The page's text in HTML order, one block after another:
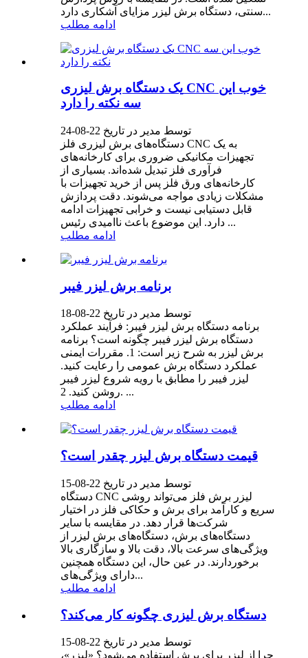
سنتی، دستگاه برش لیزر مزایای آشکاری دارد...
ادامه مطلب
یک دستگاه برش لیزری CNC خوب این
سه نکته را دارد
توسط مدیر در تاریخ 22-08-24
دستگاه‌های برش لیزری فلز CNC به یک
تجهیزات مکانیکی ضروری برای کارخانه‌های
فرآوری فلز تبدیل شده‌اند. بسیاری از
کارخانه‌های ورق فلز پس از خرید تجهیزات با
مشکلات زیادی مواجه می‌شوند. دقت پردازش
قابل دستیابی نیست و خرابی تجهیزات ادامه
دارد. این موضوع باعث ناامیدی رئیس ...
ادامه مطلب
برنامه برش لیزر فیبر
توسط مدیر در تاریخ 22-08-18
برنامه دستگاه برش لیزر فیبر: فرآیند عملکرد
دستگاه برش لیزر فیبر چگونه است؟ برنامه
برش لیزر به شرح زیر است: 1. مقررات ایمنی
عملکرد دستگاه برش عمومی را رعایت کنید.
لیزر فیبر را مطابق با رویه شروع لیزر فیبر
روشن کنید. 2. ...
ادامه مطلب
قیمت دستگاه برش لیزر چقدر است؟
توسط مدیر در تاریخ 22-08-15
دستگاه CNC لیزر برش فلز می‌تواند روشی
سریع و کارآمد برای برش و حکاکی فلز در اختیار
شرکت‌ها قرار دهد. در مقایسه با سایر
دستگاه‌های برش، دستگاه‌های برش لیزر از
ویژگی‌های سرعت بالا، دقت بالا و سازگاری بالا
برخوردارند. در عین حال، این دستگاه همچنین
دارای ویژگی‌های...
ادامه مطلب
دستگاه برش لیزری چگونه کار می‌کند؟
توسط مدیر در تاریخ 22-08-15
چرا از لیزر برای برش استفاده می‌شود؟ «لیزر»،